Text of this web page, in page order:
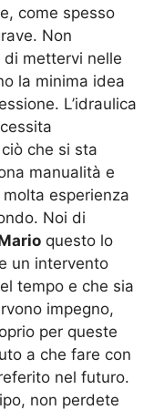
come spesso
Non
di mettervi nelle
la minima idea
L’idraulica
che si sta
manualità e
esperienza
Noi di
questo lo
un intervento
tempo e che sia
impegno,
per queste
a che fare con
nel futuro.
non perdete